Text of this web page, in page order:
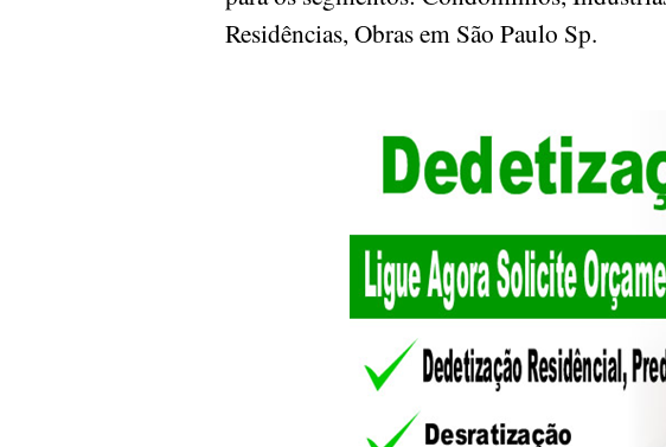
Residências, Obras em São Paulo Sp.